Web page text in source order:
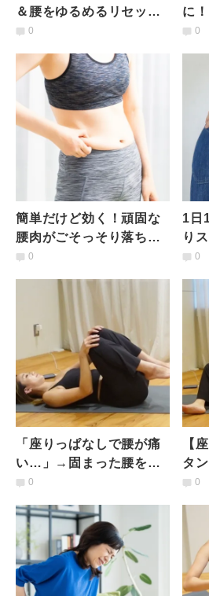
＆腰をゆるめるリセット
ストレッチ
0
に
も
レ
0
簡単だけど効く！頑固な
腰肉がごそっそり落ちる
「ねじりストレッチ」
0
1日
り
め0
「座りっぱなしで腰が痛
い…」→固まった腰をや
さしく解放！両膝を抱え
0
【
タ
が0